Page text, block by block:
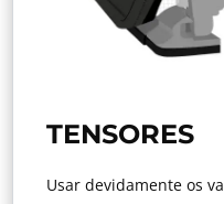
TENSORES
Usar devidamente os